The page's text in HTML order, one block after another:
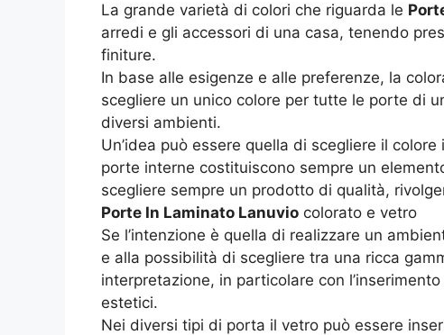
La grande varietà di colori che riguarda le
arredi e gli accessori di una casa, tenendo
finiture.
In base alle esigenze e alle preferenze, la
scegliere un unico colore per tutte le porte di
diversi ambienti.
Un’idea può essere quella di scegliere il
porte interne costituiscono sempre un
scegliere sempre un prodotto di qualità,
Porte In Laminato Lanuvio colorato e vetro
Se l’intenzione è quella di realizzare un
e alla possibilità di scegliere tra una ricca
interpretazione, in particolare con
estetici.
Nei diversi tipi di porta il vetro può essere